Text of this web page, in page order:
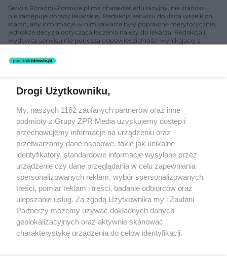
Serwis PoradnikZdrowie.pl ma charakter edukacyjny, nie stanowi i
nie zastępuje porady lekarskiej. Redakcja serwisu dokłada wszelkich
starań, aby informacje w nim zawarte były poprawne merytorycznie,
jednakże decyzja dotycząca leczenia należy do lekarza. Redakcja i
wydawca serwisu nie ponoszą odpowiedzialności wynikającej z
nie prowadzi działalności leczniczej polegającej na udzielaniu
świadczeń zdrowotnych w rozumieniu art. 3 ust 1 ustawy o
Żaden utwór zamieszczony w serwisie nie może być powielany i
rozpowszechniany lub dalej rozpowszechniany w jakikolwiek sposób
(w tym także elektroniczny lub mechaniczny) na jakimkolwiek polu
eksploatacji w jakiejkolwiek formie, włącznie z umieszczaniem w
Internecie bez pisemnej zgody właściciela praw. Jakiekolwiek użycie
lub wykorzystanie utworów w całości lub w części z naruszeniem
prawa, tzn. bez właściwej zgody, jest zabronione pod groźbą kary i
może być ścigane prawnie.
O nas
Drogi Użytkowniku,
My, naszych 1162 zaufanych partnerów oraz inne
podmioty z Grupy ZPR Media uzyskujemy dostęp i
przechowujemy informacje na urządzeniu oraz
przetwarzamy dane osobowe, takie jak unikalne
identyfikatory, standardowe informacje wysyłane przez
urządzenie czy dane przeglądania w celu zapewniania
spersonalizowanych reklam, wybór spersonalizowanych
treści, pomiar reklam i treści, badanie odbiorców oraz
ulepszanie usług. Za zgodą Użytkownika my i Zaufani
Partnerzy możemy używać dokładnych danych
geolokalizacyjnych oraz aktywnie skanować
charakterystykę urządzenia do celów identyfikacji.